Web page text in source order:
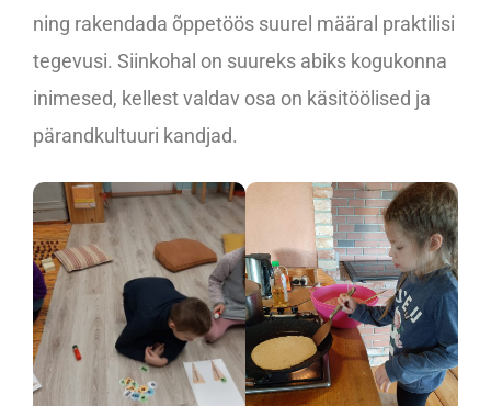
ning rakendada õppetöös suurel määral praktilisi
tegevusi. Siinkohal on suureks abiks kogukonna
inimesed, kellest valdav osa on käsitöölised ja
pärandkultuuri kandjad.